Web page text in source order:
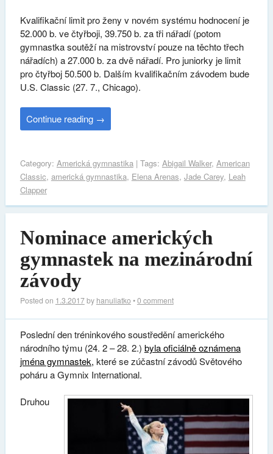
Kvalifikační limit pro ženy v novém systému hodnocení je
52.000 b. ve čtyřboji, 39.750 b. za tři nářadí (potom
gymnastka soutěží na mistrovství pouze na těchto třech
nářadích) a 27.000 b. za dvě nářadí. Pro juniorky je limit
pro čtyřboj 50.500 b. Dalším kvalifikačním závodem bude
U.S. Classic (27. 7., Chicago).
Continue reading →
Category: Americká gymnastika| Tags: Abigail Walker, American
Classic, americká gymnastika, Elena Arenas, Jade Carey, Leah
Clapper
Nominace amerických
gymnastek na mezinárodní
závody
Posted on 1.3.2017by hanuliatko •0 comment
Poslední den tréninkového soustředění amerického
národního týmu (24. 2 – 28. 2.) byla oficiálně oznámena
jména gymnastek, které se zúčastní závodů Světového
poháru a Gymnix International.
Druhou